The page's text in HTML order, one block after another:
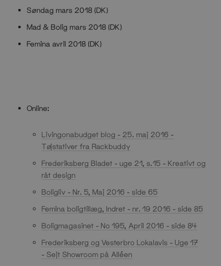
Søndag mars 2018 (DK)
Mad & Bolig mars 2018 (DK)
Femina avril 2018 (DK)
Online:
Livingonabudget blog - 25. maj 2016 -
Tøjstativer fra Rackbuddy
Frederiksberg Bladet - uge 21, s.15 - Kreativt og
råt design
Boligliv - Nr. 5, Maj 2016 - side 65
Femina boligtillæg, Indret - nr. 19 2016 - side 85
Boligmagasinet - No 195, April 2016 - side 84
Frederiksberg og Vesterbro Lokalavis - Uge 17
- Sejt Showroom på Alléen